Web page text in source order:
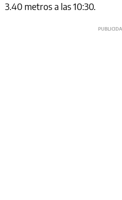
3.40 metros a las 10:30.